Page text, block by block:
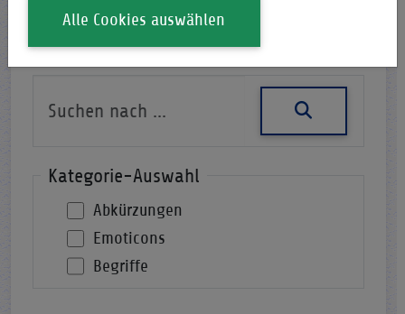
Nach einer Abkürzung suchen
Kategorie-Auswahl
Abkürzungen
Emoticons
Begriffe
Alle Cookies auswählen